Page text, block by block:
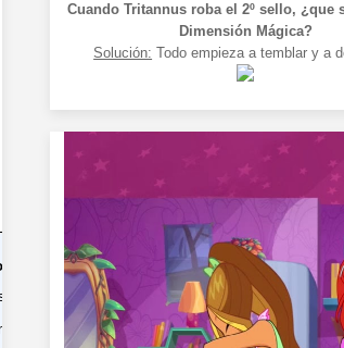
Cuando Tritannus roba el 2º sello, ¿que
Dimensión Mágica?
Solución: Todo empieza a temblar y a